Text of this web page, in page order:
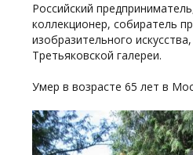
Российский
коллекционер, собиратель
изобразительного
Третьяковской галереи.
Умер в возрасте 65 лет в